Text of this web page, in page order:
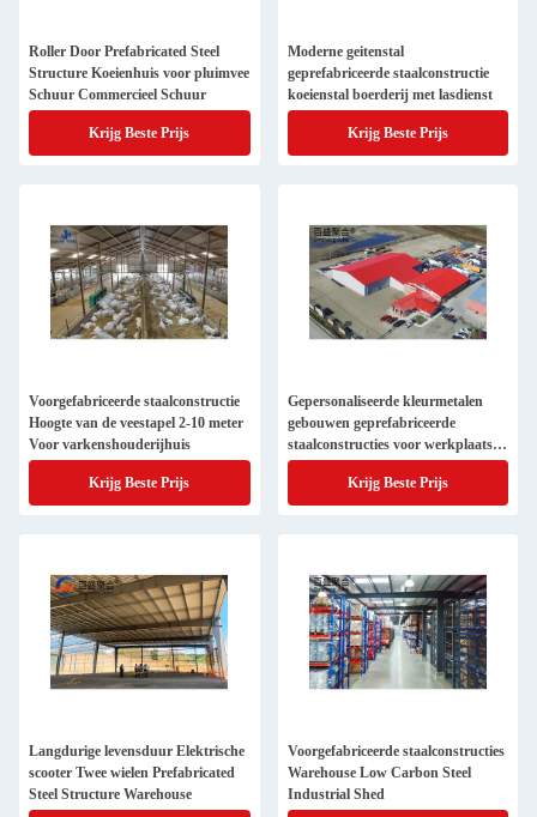
Roller Door Prefabricated Steel
Structure Koeienhuis voor pluimvee
Schuur Commercieel Schuur
Krijg Beste Prijs
Moderne geitenstal
geprefabriceerde staalconstructie
koeienstal boerderij met lasdienst
Krijg Beste Prijs
Voorgefabriceerde staalconstructie
Hoogte van de veestapel 2-10 meter
Voor varkenshouderijhuis
Krijg Beste Prijs
Gepersonaliseerde kleurmetalen
gebouwen geprefabriceerde
staalconstructies voor werkplaatsen
en magazijnen
Krijg Beste Prijs
Langdurige levensduur Elektrische
scooter Twee wielen Prefabricated
Steel Structure Warehouse
Voorgefabriceerde staalconstructies
Warehouse Low Carbon Steel
Industrial Shed